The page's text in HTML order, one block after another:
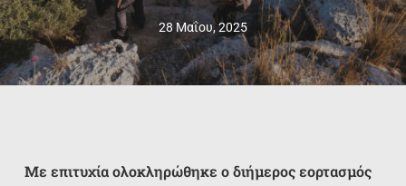
28 Μαΐου, 2025
Με επιτυχία ολοκληρώθηκε ο διήμερος εορτασμός